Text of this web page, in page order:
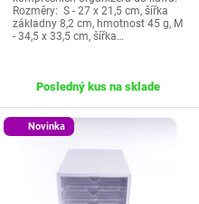
Rozměry: S - 27 x 21,5 cm, šířka
základny 8,2 cm, hmotnost 45 g, M
- 34,5 x 33,5 cm, šířka…
Posledný kus na sklade
Novinka